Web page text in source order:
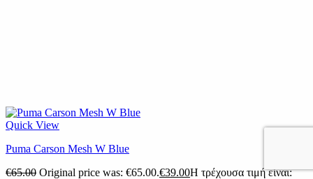
Quick View
Puma Carson Mesh W Blue
€65.00 Original price was: €65.00.€39.00Η τρέχουσα τιμή είναι: